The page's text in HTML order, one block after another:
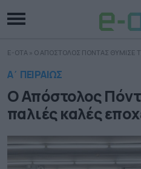
E-OTA » Ο ΑΠΟΣΤΟΛΟΣ ΠΟΝΤΑΣ ΘΥΜΙΣΕ
Α΄ ΠΕΙΡΑΙΩΣ
Ο Απόστολος
παλιές καλές